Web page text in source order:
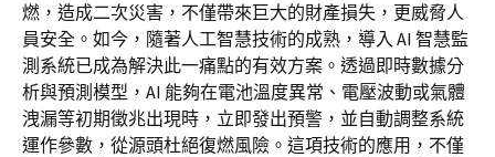
燃，造成二次災害，不僅帶來巨大的財產損失，更威脅人
員安全。如今，隨著人工智慧技術的成熟，導入 AI 智慧監
測系統已成為解決此一痛點的有效方案。透過即時數據分
析與預測模型，AI 能夠在電池溫度異常、電壓波動或氣體
洩漏等初期徵兆出現時，立即發出預警，並自動調整系統
運作參數，從源頭杜絕復燃風險。這項技術的應用，不僅